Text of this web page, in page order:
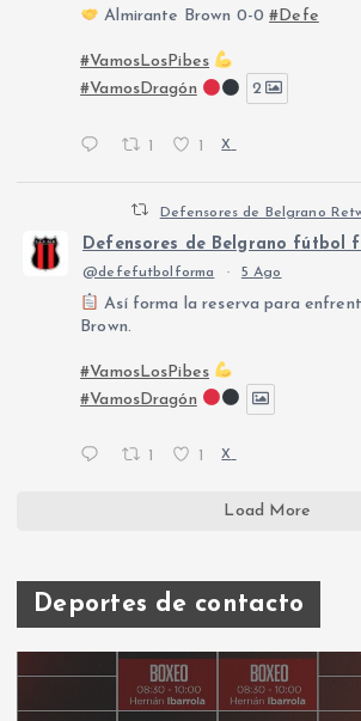
Almirante Brown 0-0#Defe
#VamosLosPibes
#VamosDragón
2
1 1 X
Defensores de Belgrano
Defensores de Belgrano fútbol
@defefutbolforma · 5 Ago
Así forma la reserva para
Brown.
#VamosLosPibes
#VamosDragón
X
Load More
Deportes de contacto